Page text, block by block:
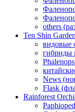
others
Ten Shin
видовые
гибриды
News
Flask
Rainforest